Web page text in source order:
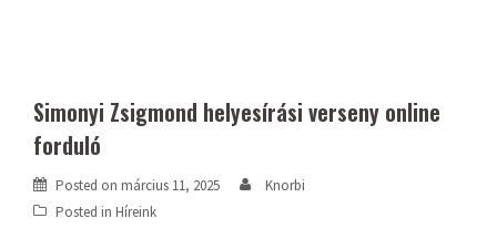
Simonyi Zsigmond helyesírási verseny online
forduló
Posted on március 11, 2025
Knorbi
Posted in Híreink